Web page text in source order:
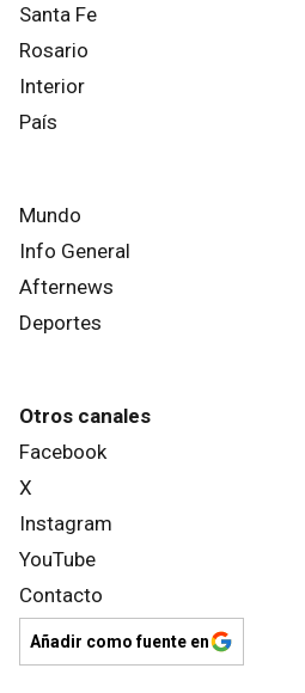
Santa Fe
Rosario
Interior
País
Mundo
Info General
Afternews
Deportes
Otros canales
Facebook
X
Instagram
YouTube
Contacto
Añadir como fuente en